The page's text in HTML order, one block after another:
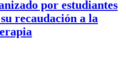
por estudiantes
recaudación a la